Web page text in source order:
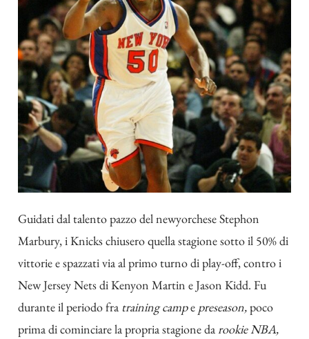
Guidati dal talento pazzo del newyorchese Stephon
Marbury, i Knicks chiusero quella stagione sotto il 50% di
vittorie e spazzati via al primo turno di play-off, contro i
New Jersey Nets di Kenyon Martin e Jason Kidd. Fu
durante il periodo fra training campe preseason,poco
prima di cominciare la propria stagione darookie NBA,